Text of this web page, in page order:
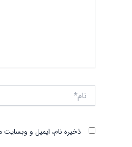
ذخیره نام، ایمیل و